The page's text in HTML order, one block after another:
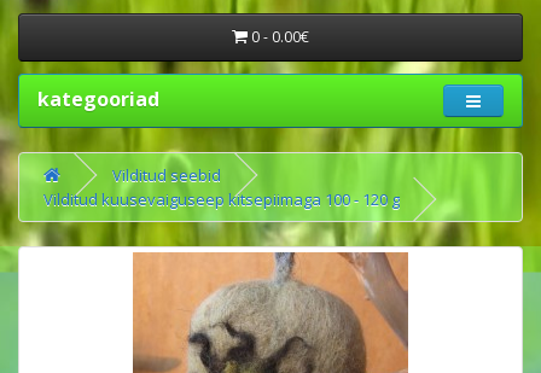
0 - 0.00€
kategooriad
Vilditud seebid
Vilditud kuusevaiguseep kitsepiimaga 100 - 120 g